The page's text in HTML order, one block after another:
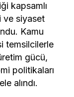
kapsamlı
ve siyaset
Kamu
temsilcilerle
gücü,
politikaları
alındı.